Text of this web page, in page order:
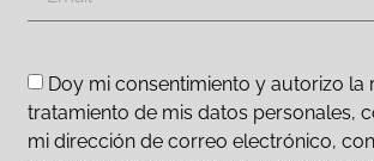
Doy mi consentimiento y autorizo la
tratamiento de mis datos personales,
mi dirección de correo electrónico,